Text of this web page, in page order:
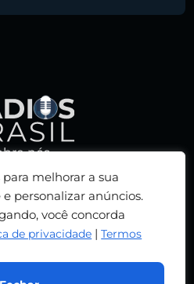
melhorar a sua
personalizar anúncios.
você concorda
de privacidade |Termos
nós
privacidade
de serviço
rádio
OS DIREITOS
PORRN DESIGN